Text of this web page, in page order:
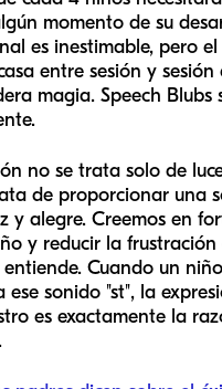
momento de su
es inestimable, pero
entre sesión y sesión
magia. Speech Blubs
no se trata solo de
de proporcionar una
y alegre. Creemos en
y reducir la frustración
Cuando un niño
sonido "st", la
es exactamente la